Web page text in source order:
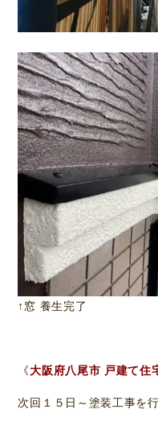
↑窓 養生完了
《大阪府八尾市 戸建て住
次回１５日～塗装工事を